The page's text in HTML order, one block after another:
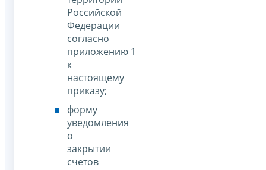
Российской
Федерации
согласно
приложению 1
к
настоящему
приказу;
форму
уведомления
о
закрытии
счетов